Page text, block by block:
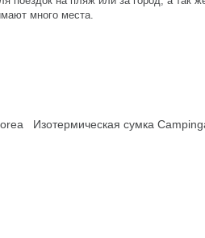
много места.
Изотермическая сумка